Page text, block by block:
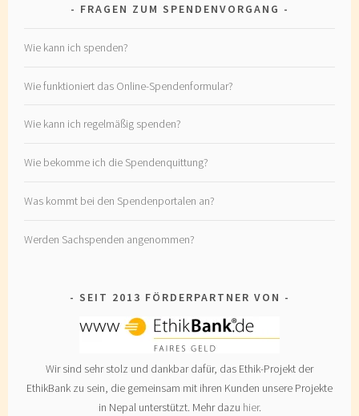
FRAGEN ZUM SPENDENVORGANG
Wie kann ich spenden?
Wie funktioniert das Online-Spendenformular?
Wie kann ich regelmäßig spenden?
Wie bekomme ich die Spendenquittung?
Was kommt bei den Spendenportalen an?
Werden Sachspenden angenommen?
SEIT 2013 FÖRDERPARTNER VON
Wir sind sehr stolz und dankbar dafür, das Ethik-Projekt der
EthikBank zu sein, die gemeinsam mit ihren Kunden unsere Projekte
in Nepal unterstützt. Mehr dazu hier.